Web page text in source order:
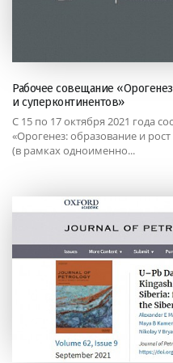
Рабочее совещание
и суперконтинентов»
С 15 по 17 октября 2021 года
«Орогенез: образование и
(в рамках одноименно...